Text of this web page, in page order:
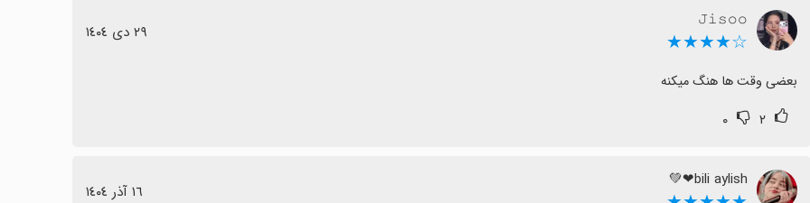
𝙹𝚒𝚜𝚘𝚘
☆★★★★ ٢٩ دی ١٤٠٤
بعضی وقت ها هنگ میکنه
۲ ۰
bili aylish❤💚
١٦ آذر ١٤٠٤